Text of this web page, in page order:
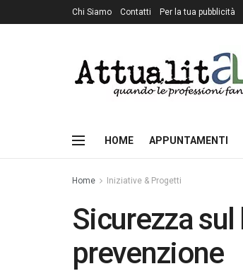
Chi Siamo Contatti Per la tua pubblicità
HOME APPUNTAMENTI
Home Iniziative & Progetti
Sicurezza
prevenzione